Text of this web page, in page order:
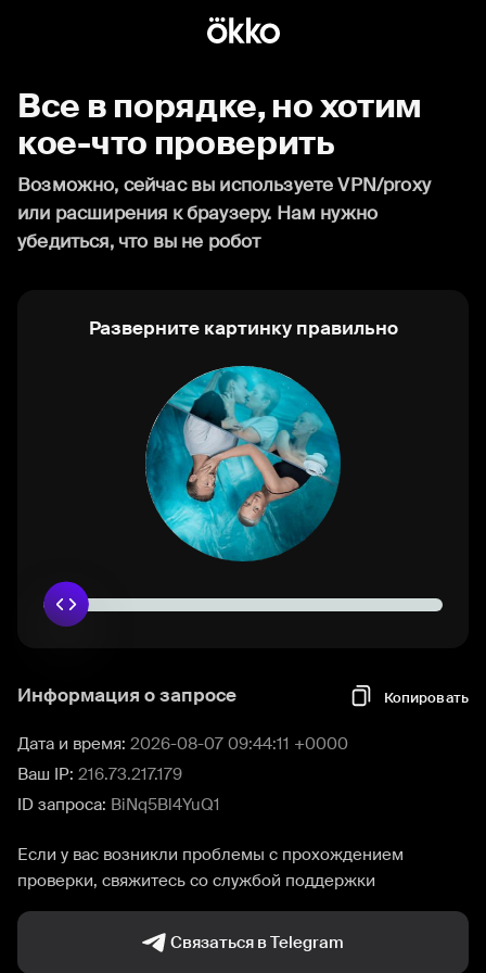
Все в порядке, но хотим
кое-что проверить
Возможно, сейчас вы используете VPN/proxy
или расширения к браузеру. Нам нужно
убедиться, что вы не робот
Разверните картинку правильно
Информация о запросе Копировать
Дата и время: 2026-08-07 09:44:11 +0000
Ваш IP: 216.73.217.179
ID запроса: BiNq5Bl4YuQ1
Если у вас возникли проблемы с прохождением
проверки, свяжитесь со службой поддержки
Связаться в Telegram